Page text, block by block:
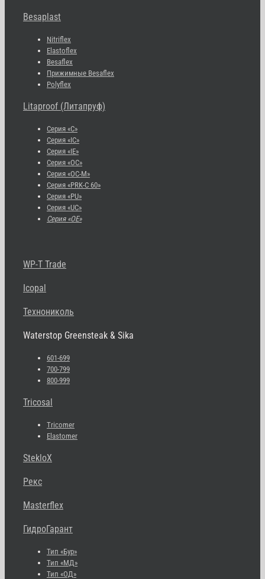
Besaplast
Nitriflex
Elastoflex
Besaflex
Прижимные Besaflex
Polyflex
Litaproof (Литапруф)
Серия «С»
Серия «IC»
Серия «IE»
Серия «OC»
Серия «OC-M»
Серия «PRK-C 60»
Серия «PU»
Серия «UC»
Серия «OE»
WP-T Trade
Icopal
Технониколь
Waterstop Greensteak & Sika
601-699
700-799
800-999
Tricosal
Tricomer
Elastomer
StekloX
Рекс
Masterflex
ГидроГарант
Тип «Бур»
Тип «МД»
Тип «ОД»